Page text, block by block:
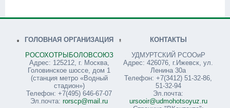
ГОЛОВНАЯ ОРГАНИЗАЦИЯ
РОСОХОТРЫБОЛОВСОЮЗ
Адрес: 125212, г. Москва,
Головинское шоссе, дом 1
(станция метро «Водный
стадион»)
Телефон: +7(495) 646-67-07
Эл.почта: rorscp@mail.ru
КОНТАКТЫ
УДМУРТСКИЙ РСООиР
Адрес: 426076, г.Ижевск, ул.
Ленина 30а
Телефон: +7(3412) 51-32-86,
51-32-94
Эл.почта:
ursooir@udmohotsoyuz.ru